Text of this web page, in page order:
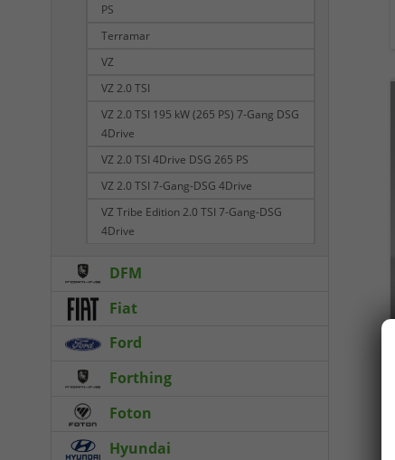
PS
Terramar
VZ
VZ 2.0 TSI
VZ 2.0 TSI 195 kW (265 PS) 7-Gang DSG
4Drive
VZ 2.0 TSI 4Drive DSG 265 PS
VZ 2.0 TSI 7-Gang-DSG 4Drive
VZ Tribe Edition 2.0 TSI 7-Gang-DSG
4Drive
DFM
Fiat
Ford
Forthing
Foton
Hyundai